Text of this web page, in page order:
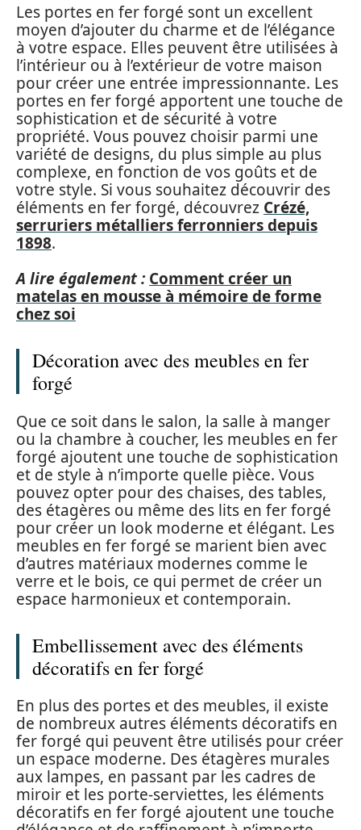
Les portes en fer forgé sont un excellent
moyen d’ajouter du charme et de l’élégance
à votre espace. Elles peuvent être utilisées à
l’intérieur ou à l’extérieur de votre maison
pour créer une entrée impressionnante. Les
portes en fer forgé apportent une touche de
sophistication et de sécurité à votre
propriété. Vous pouvez choisir parmi une
variété de designs, du plus simple au plus
complexe, en fonction de vos goûts et de
votre style. Si vous souhaitez découvrir des
éléments en fer forgé, découvrez Crézé,
serruriers métalliers ferronniers depuis
1898.
A lire également : Comment créer un
matelas en mousse à mémoire de forme
chez soi
Décoration avec des meubles en fer
forgé
Que ce soit dans le salon, la salle à manger
ou la chambre à coucher, les meubles en fer
forgé ajoutent une touche de sophistication
et de style à n’importe quelle pièce. Vous
pouvez opter pour des chaises, des tables,
des étagères ou même des lits en fer forgé
pour créer un look moderne et élégant. Les
meubles en fer forgé se marient bien avec
d’autres matériaux modernes comme le
verre et le bois, ce qui permet de créer un
espace harmonieux et contemporain.
Embellissement avec des éléments
décoratifs en fer forgé
En plus des portes et des meubles, il existe
de nombreux autres éléments décoratifs en
fer forgé qui peuvent être utilisés pour créer
un espace moderne. Des étagères murales
aux lampes, en passant par les cadres de
miroir et les porte-serviettes, les éléments
décoratifs en fer forgé ajoutent une touche